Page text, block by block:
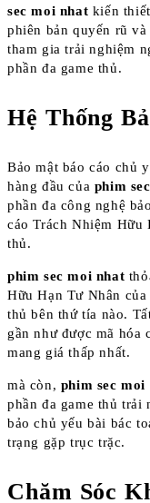
sec moi nhat kiến
phiên bản quyến rũ
tham gia trải nghiệm
phần đa game thủ.
Hệ Thống
Bảo mật báo cáo chủ
hàng đầu của phim
phần đa công nghệ
cáo Trách Nhiệm Hữu
thủ.
phim sec moi nhat
Hữu Hạn Tư Nhân
thủ bên thứ tía nào.
gần như được mã hóa
mang giá thấp nhất.
mà còn, phim sec moi
phần đa game thủ trải
bảo chủ yếu bài bác
trạng gặp trục trặc.
Chăm Sóc